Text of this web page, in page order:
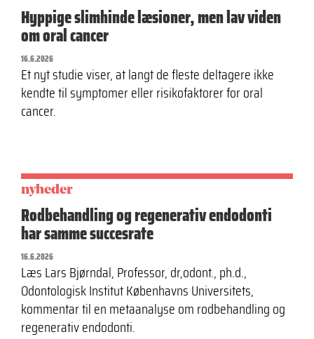
Hyppige slimhinde læsioner, men lav viden
om oral cancer
16.6.2026
Et nyt studie viser, at langt de fleste deltagere ikke
kendte til symptomer eller risikofaktorer for oral
cancer.
nyheder
Rodbehandling og regenerativ endodonti
har samme succesrate
16.6.2026
Læs Lars Bjørndal, Professor, dr,odont., ph.d.,
Odontologisk Institut Københavns Universitets,
kommentar til en metaanalyse om rodbehandling og
regenerativ endodonti.